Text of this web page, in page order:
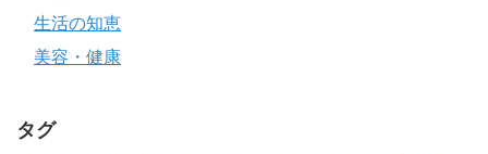
生活の知恵
美容・健康
タグ